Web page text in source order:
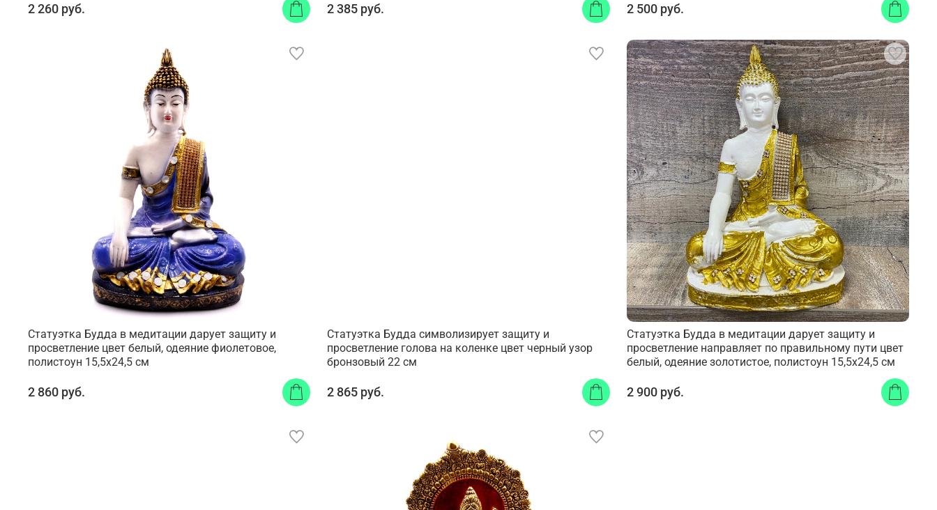
2 260 руб. 2 385 руб. 2 500 руб.
Статуэтка Будда в медитации дарует защиту и
просветление цвет белый, одеяние фиолетовое,
полистоун 15,5x24,5 см
2 860 руб.
Статуэтка Будда символизирует защиту и
просветление голова на коленке цвет черный узор
бронзовый 22 см
2 865 руб.
Статуэтка Будда в медитации дарует защиту и
просветление направляет по правильному пути цвет
белый, одеяние золотистое, полистоун 15,5x24,5 см
2 900 руб.